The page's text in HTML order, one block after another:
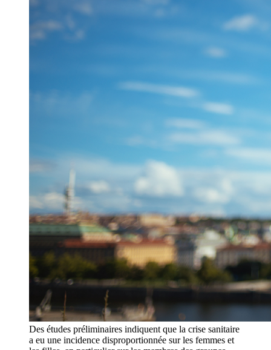
Des études préliminaires indiquent que la crise sanitaire
a eu une incidence disproportionnée sur les femmes et